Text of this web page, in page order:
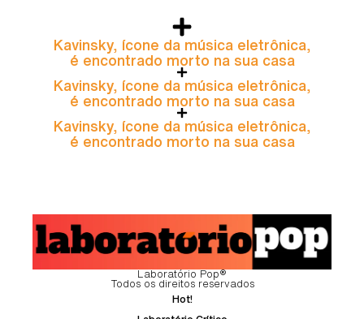
Kavinsky, ícone da música eletrônica,
é encontrado morto na sua casa
Kavinsky, ícone da música eletrônica,
é encontrado morto na sua casa
Kavinsky, ícone da música eletrônica,
é encontrado morto na sua casa
Laboratório Pop®
Todos os direitos reservados
Hot!